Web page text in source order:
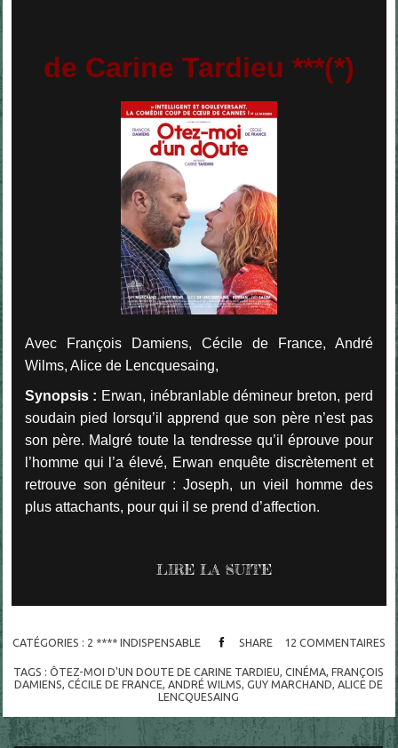
de Carine Tardieu ***(*)
Avec François Damiens, Cécile de France, André
Wilms, Alice de Lencquesaing,
Synopsis : Erwan, inébranlable démineur breton, perd
soudain pied lorsqu’il apprend que son père n’est pas
son père. Malgré toute la tendresse qu’il éprouve pour
l’homme qui l’a élevé, Erwan enquête discrètement et
retrouve son géniteur : Joseph, un vieil homme des
plus attachants, pour qui il se prend d’affection.
LIRE LA SUITE
CATÉGORIES : 2 **** INDISPENSABLE SHARE 12 COMMENTAIRES
TAGS :ÔTEZ-MOI D'UN DOUTE DE CARINE TARDIEU ,CINÉMA ,FRANÇOIS
DAMIENS ,CÉCILE DE FRANCE ANDRÉ WILMS ,GUY MARCHAND ALICE DE
LENCQUESAING